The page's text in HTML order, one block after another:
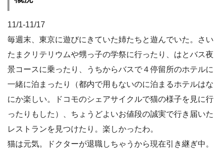
11/1-11/17
毎週末、東京に遊びにきていた姉たちと遊んでいた。さい
たまクリテリウムや甥っ子の学祭に行ったり、はとバス夜
景コースに乗ったり、うちからバスで４停留所のホテルに
一緒に泊まったり（都内で用もないのに泊まるホテルはな
にか楽しい。ドコモのシェアサイクルで猫の様子を見に行
ったりもした）、ちょうどよいお値段の誠実で行き届いた
レストランを見つけたり。楽しかったわ。
猫は元気。ドクターが退職しちゃうから現在引き継ぎ中。